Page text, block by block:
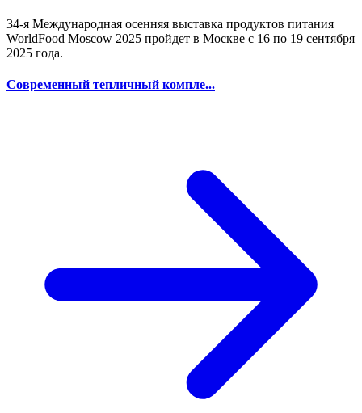
34-я Международная осенняя выставка продуктов питания
WorldFood Moscow 2025 пройдет в Москве с 16 по 19 сентября
2025 года.
Современный тепличный компле...